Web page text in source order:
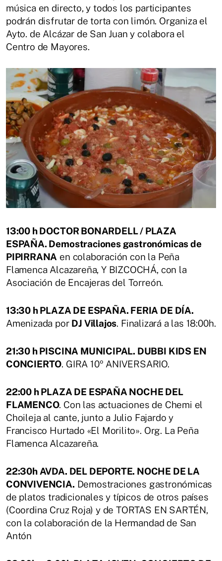
música en directo, y todos los participantes
podrán disfrutar de torta con limón. Organiza el
Ayto. de Alcázar de San Juan y colabora el
Centro de Mayores.
13:00 h DOCTOR BONARDELL / PLAZA
ESPAÑA. Demostraciones gastronómicas de
PIPIRRANA en colaboración con la Peña
Flamenca Alcazareña, Y BIZCOCHÁ, con la
Asociación de Encajeras del Torreón.
13:30 h PLAZA DE ESPAÑA. FERIA DE DÍA.
Amenizada por DJ Villajos. Finalizará a las 18:00h.
21:30 h PISCINA MUNICIPAL. DUBBI KIDS EN
CONCIERTO. GIRA 10º ANIVERSARIO.
22:00 h PLAZA DE ESPAÑA NOCHE DEL
FLAMENCO. Con las actuaciones de Chemi el
Choileja al cante, junto a Julio Fajardo y
Francisco Hurtado «El Morilito». Org. La Peña
Flamenca Alcazareña.
22:30h AVDA. DEL DEPORTE. NOCHE DE LA
CONVIVENCIA. Demostraciones gastronómicas
de platos tradicionales y típicos de otros países
(Coordina Cruz Roja) y de TORTAS EN SARTÉN,
con la colaboración de la Hermandad de San
Antón